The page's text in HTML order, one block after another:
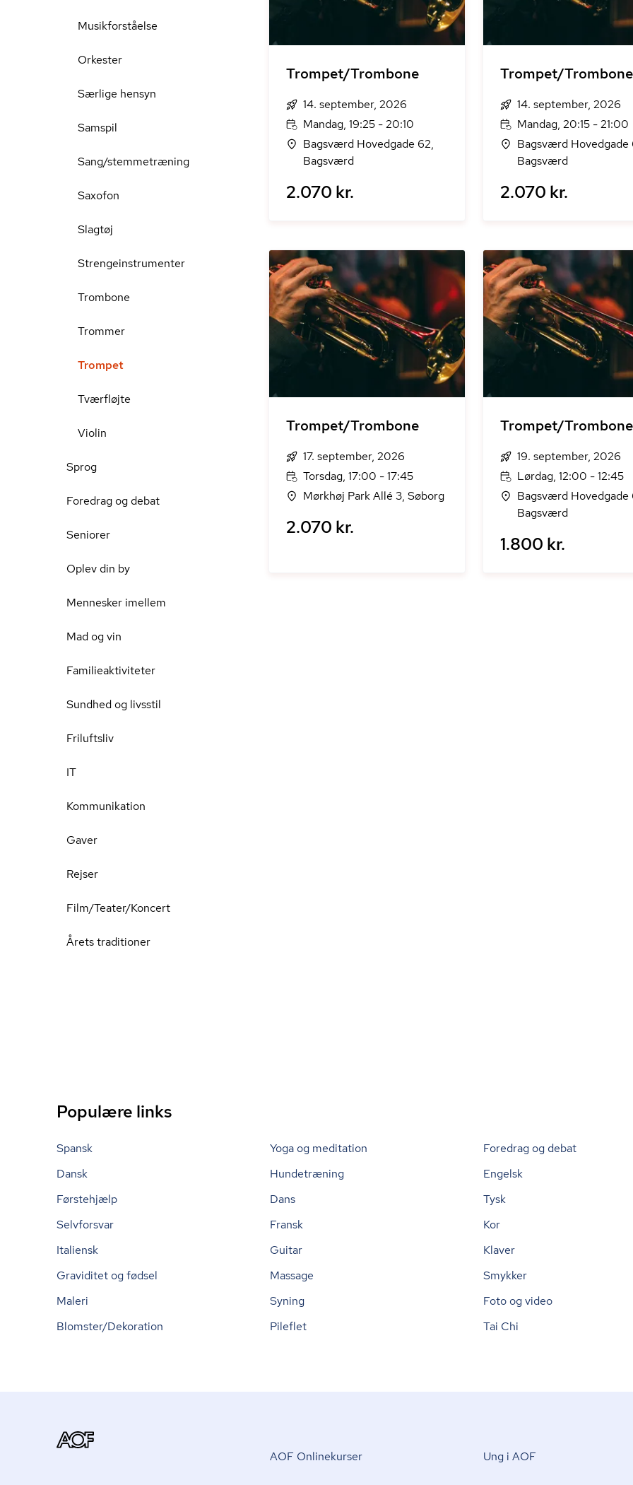
Musikforståelse
Orkester
Særlige hensyn
Samspil
Sang/stemmetræning
Saxofon
Slagtøj
Strengeinstrumenter
Trombone
Trommer
Trompet
Tværfløjte
Violin
Sprog
Foredrag og debat
Seniorer
Oplev din by
Mennesker imellem
Mad og vin
Familieaktiviteter
Sundhed og livsstil
Friluftsliv
IT
Kommunikation
Gaver
Rejser
Film/Teater/Koncert
Årets traditioner
Trompet/Trombone
14. september, 2026
Mandag, 19:25 - 20:10
Bagsværd Hovedgade 62,
Bagsværd
2.070 kr.
Trompet/Trombone
14. september, 2026
Mandag, 20:15 - 21:00
Bagsværd Hovedgade
Bagsværd
2.070 kr.
Trompet/Trombone
17. september, 2026
Torsdag, 17:00 - 17:45
Mørkhøj Park Allé 3, Søborg
2.070 kr.
Trompet/Trombone
19. september, 2026
Lørdag, 12:00 - 12:45
Bagsværd Hovedgade
Bagsværd
1.800 kr.
Populære links
Spansk Yoga og meditation
Foredrag og debat
Dansk
Hundetræning
Engelsk
Førstehjælp
Dans
Tysk
Selvforsvar
Fransk
Kor
Italiensk
Guitar
Klaver
Graviditet og fødsel
Massage
Smykker
Maleri
Syning
Foto og video
Blomster/Dekoration
Pileflet Tai Chi
AOF Onlinekurser Ung i AOF